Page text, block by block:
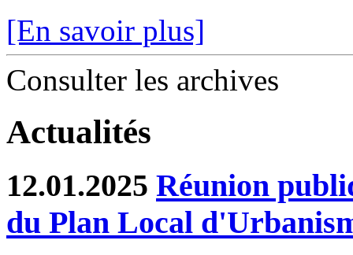
[En savoir plus]
Consulter les archives
Actualités
12.01.2025 Réunion
du Plan Local